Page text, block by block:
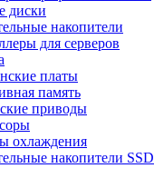
диски
накопители
для серверов
платы
память
приводы
охлаждения
накопители SSD